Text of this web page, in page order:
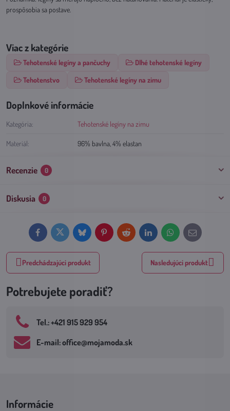
prospôsobia sa postave.
Viac z kategórie
Tehotenské legíny a pančuchy
Dlhé tehotenské legíny
Tehotenstvo
Tehotenské legíny na zimu
Doplnkové informácie
Kategória: Tehotenské legíny na zimu
Materiál: 96% bavlna, 4% elastan
Recenzie 0
Diskusia 0
FacebookTwitter BlueskyPinterestReddit LinkedInWhatsApp
E-
mail
Predchádzajúci produkt Nasledujúci produkt
Potrebujete poradiť?
Tel​.: +421 915 929 954
E-mail: office​@mojamoda​.sk
Informácie